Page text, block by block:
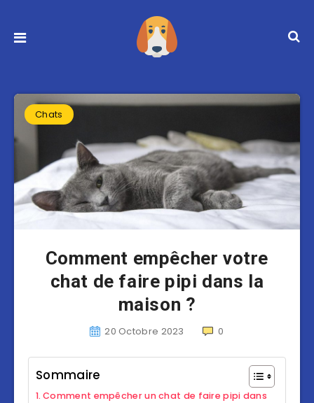
Chats
Comment empêcher votre
chat de faire pipi dans la
maison ?
20 Octobre 2023 0
Sommaire
Comment empêcher un chat de faire pipi dans